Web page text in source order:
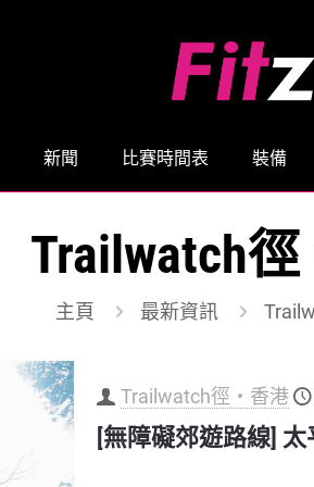
新聞 比賽時間表 裝備
Trailwatch
主頁 最新資訊
Trailwatch徑‧香港
[無障礙郊遊路線] 太